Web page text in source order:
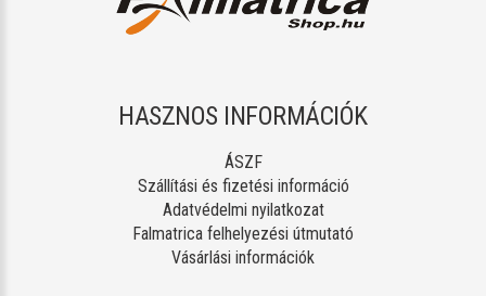
HASZNOS INFORMÁCIÓK
ÁSZF
Szállítási és fizetési információ
Adatvédelmi nyilatkozat
Falmatrica felhelyezési útmutató
Vásárlási információk